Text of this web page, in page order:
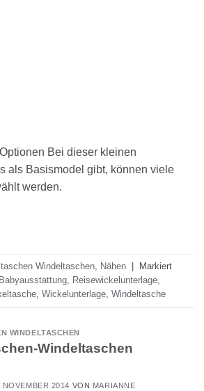
Bei dieser kleinen
als Basismodel gibt, können viele
werden.
Windeltaschen Nähen
Markiert
Babyausstattung Reisewickelunterlage
Wickelunterlage Windeltasche
WINDELTASCHEN
Windeltaschen
NOVEMBER 2014 VON MARIANNE